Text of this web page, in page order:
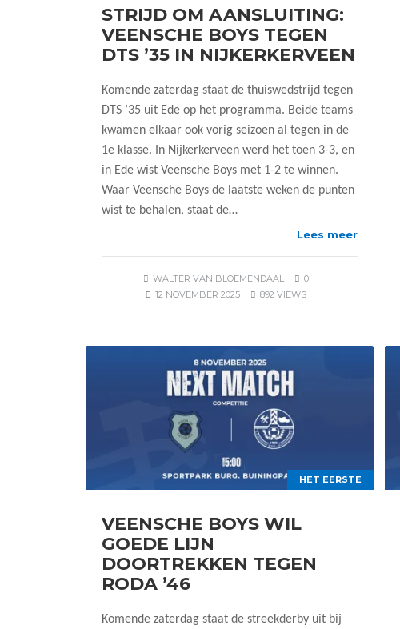
STRIJD OM AANSLUITING:
VEENSCHE BOYS TEGEN
DTS ’35 IN NIJKERKERVEEN
Komende zaterdag staat de thuiswedstrijd tegen
DTS ’35 uit Ede op het programma. Beide teams
kwamen elkaar ook vorig seizoen al tegen in de
1e klasse. In Nijkerkerveen werd het toen 3-3, en
in Ede wist Veensche Boys met 1-2 te winnen.
Waar Veensche Boys de laatste weken de punten
wist te behalen, staat de…
Lees meer
WALTER VAN BLOEMENDAAL
0
12 NOVEMBER 2025
892 VIEWS
HET EERSTE
VEENSCHE BOYS WIL
GOEDE LIJN
DOORTREKKEN TEGEN
RODA ’46
Komende zaterdag staat de streekderby uit bij